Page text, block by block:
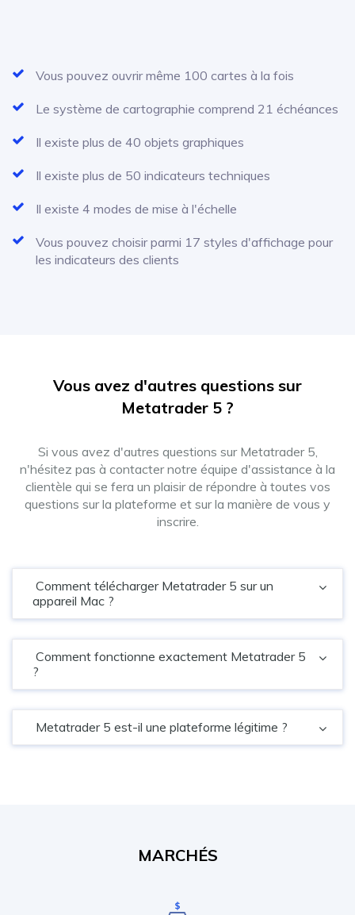
Vous pouvez ouvrir même 100 cartes à la fois
Le système de cartographie comprend 21 échéances
Il existe plus de 40 objets graphiques
Il existe plus de 50 indicateurs techniques
Il existe 4 modes de mise à l'échelle
Vous pouvez choisir parmi 17 styles d'affichage pour
les indicateurs des clients
Vous avez d'autres questions sur
Metatrader 5 ?
Si vous avez d'autres questions sur Metatrader 5,
n'hésitez pas à contacter notre équipe d'assistance à la
clientèle qui se fera un plaisir de répondre à toutes vos
questions sur la plateforme et sur la manière de vous y
inscrire.
Comment télécharger Metatrader 5 sur un
appareil Mac ?
Comment fonctionne exactement Metatrader 5
?
Metatrader 5 est-il une plateforme légitime ?
MARCHÉS